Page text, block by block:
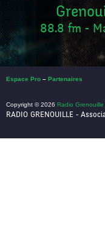
88.8 fm -
Espace Pro – Partenaires
Copyright © 2026 Radio Grenouille
RADIO GRENOUILLE -